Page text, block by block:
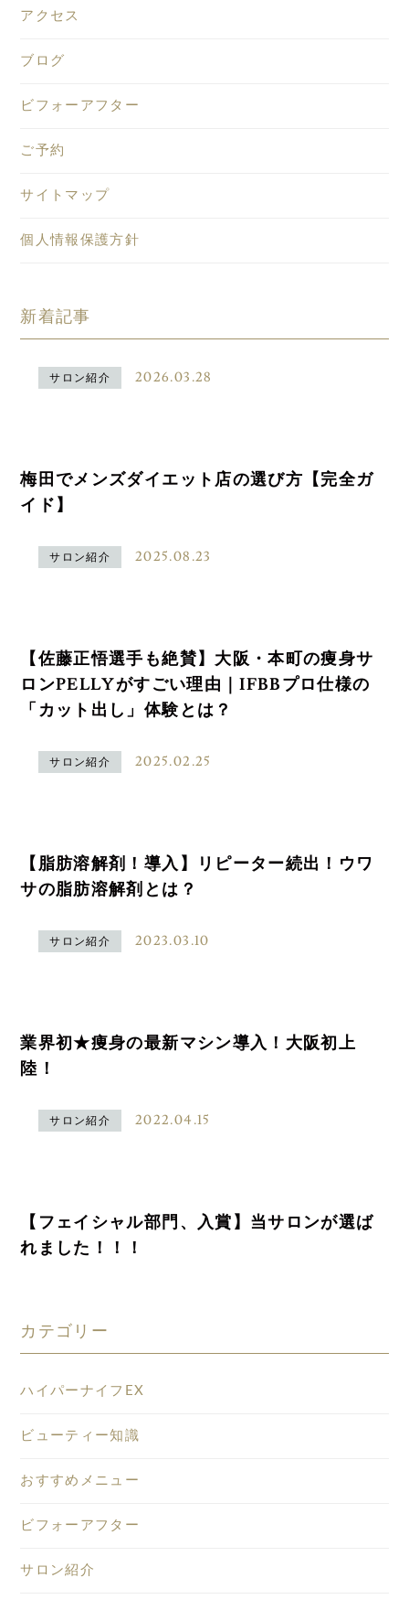
アクセス
ブログ
ビフォーアフター
ご予約
サイトマップ
個人情報保護方針
新着記事
サロン紹介 2026.03.28
梅田でメンズダイエット店の選び方【完全ガ
イド】
サロン紹介 2025.08.23
【佐藤正悟選手も絶賛】大阪・本町の痩身サ
ロンPELLYがすごい理由｜IFBBプロ仕様の
「カット出し」体験とは？
サロン紹介 2025.02.25
【脂肪溶解剤！導入】リピーター続出！ウワ
サの脂肪溶解剤とは？
サロン紹介 2023.03.10
業界初★痩身の最新マシン導入！大阪初上
陸！
サロン紹介 2022.04.15
【フェイシャル部門、入賞】当サロンが選ば
れました！！！
カテゴリー
ハイパーナイフEX
ビューティー知識
おすすめメニュー
ビフォーアフター
サロン紹介